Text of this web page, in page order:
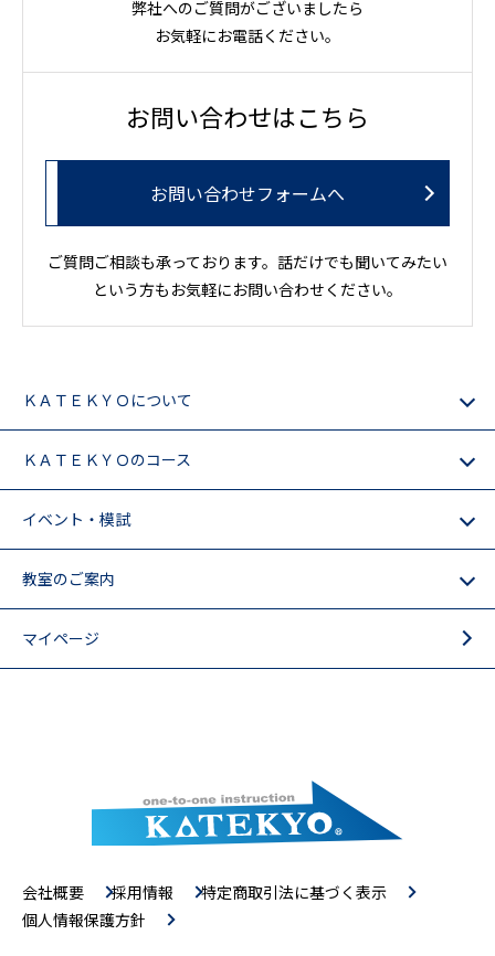
弊社へのご質問がございましたら
お気軽にお電話ください。
お問い合わせはこちら
お問い合わせフォームへ
ご質問ご相談も承っております。話だけでも聞いてみたい
という方もお気軽にお問い合わせください。
ＫＡＴＥＫＹＯについて
ＫＡＴＥＫＹＯのコース
イベント・模試
教室のご案内
マイページ
会社概要 採用情報
特定商取引法に基づく表示
個人情報保護方針